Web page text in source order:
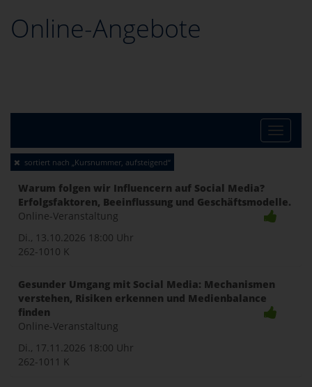
Online-Angebote
Toggle
sortiert nach „Kursnummer, aufsteigend“
Warum folgen wir Influencern auf Social Media?
Erfolgsfaktoren, Beeinflussung und Geschäftsmodelle.
Online-Veranstaltung
Di., 13.10.2026 18:00 Uhr
262-1010 K
Gesunder Umgang mit Social Media: Mechanismen
verstehen, Risiken erkennen und Medienbalance
finden
Online-Veranstaltung
Di., 17.11.2026 18:00 Uhr
262-1011 K